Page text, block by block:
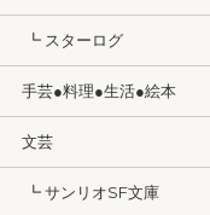
┗ スターログ
手芸●料理●生活●絵本
文芸
┗ サンリオSF文庫